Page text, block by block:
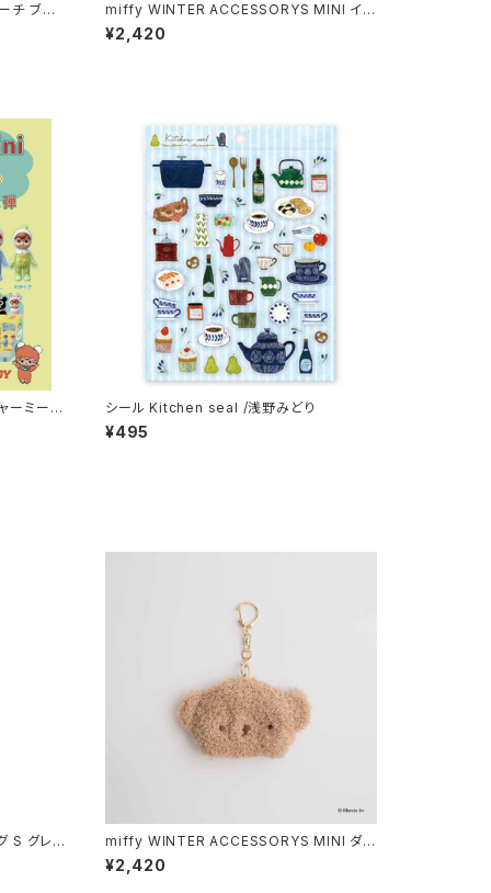
ブラッ
miffy WINTER ACCESSORYS MINI イヤ
マフチャーム ボリス
¥2,420
ーミーち
シール Kitchen seal /浅野みどり
¥495
S グレ
cat
miffy WINTER ACCESSORYS MINI ダイ
カットニット帽チャーム ボリス
¥2,420